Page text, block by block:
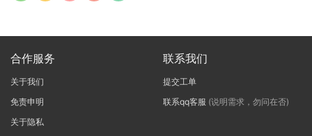
合作服务
关于我们
免责申明
关于隐私
联系我们
提交工单
联系qq客服 (说明需求，勿问在否)